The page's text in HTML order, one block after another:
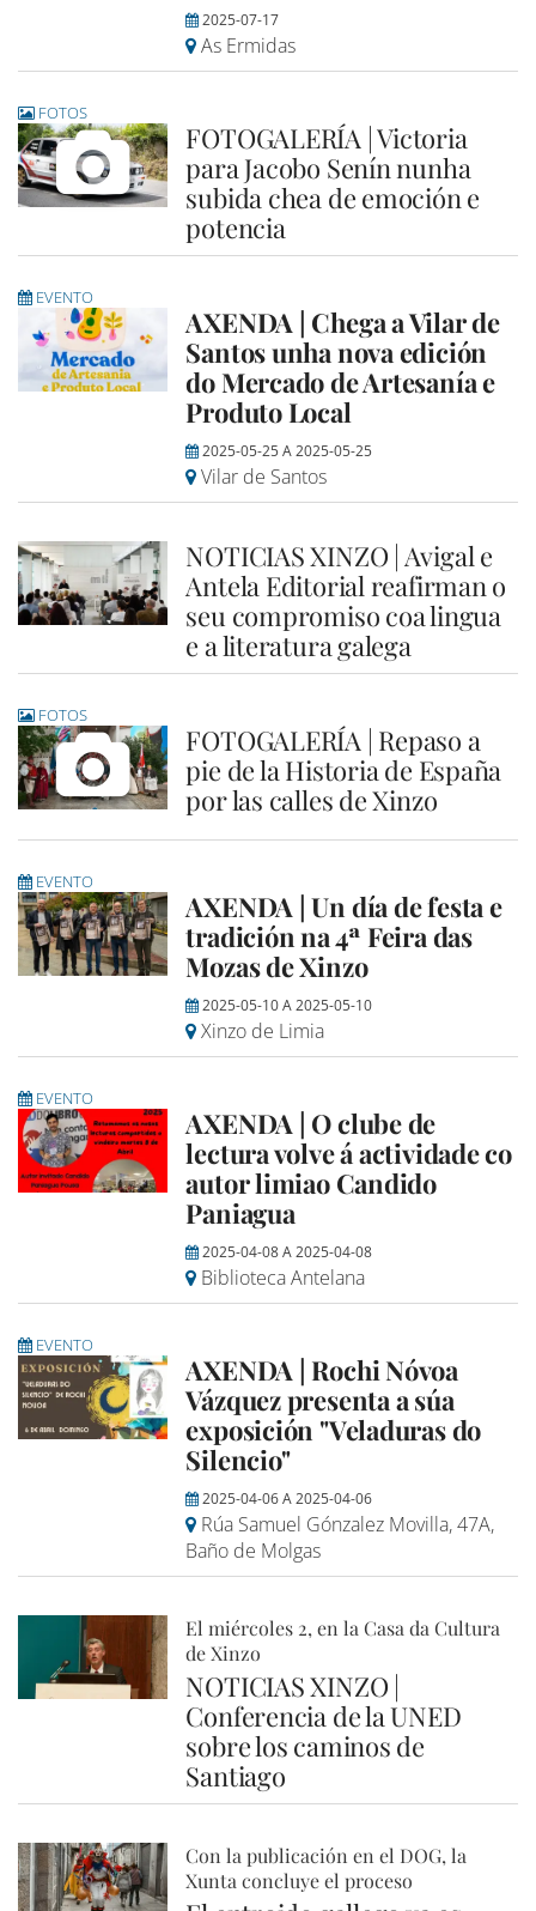
2025-07-17
As Ermidas
FOTOS
FOTOGALERÍA | Victoria
para Jacobo Senín nunha
subida chea de emoción e
potencia
EVENTO
AXENDA | Chega a Vilar de
Santos unha nova edición
do Mercado de Artesanía e
Produto Local
2025-05-25A2025-05-25
Vilar de Santos
NOTICIAS XINZO | Avigal e
Antela Editorial reafirman o
seu compromiso coa lingua
e a literatura galega
FOTOS
FOTOGALERÍA | Repaso a
pie de la Historia de España
por las calles de Xinzo
EVENTO
AXENDA | Un día de festa e
tradición na 4ª Feira das
Mozas de Xinzo
2025-05-10A2025-05-10
Xinzo de Limia
EVENTO
AXENDA | O clube de
lectura volve á actividade co
autor limiao Candido
Paniagua
2025-04-08A2025-04-08
Biblioteca Antelana
EVENTO
AXENDA | Rochi Nóvoa
Vázquez presenta a súa
exposición "Veladuras do
Silencio"
2025-04-06A2025-04-06
Rúa Samuel Gónzalez Movilla, 47A,
Baño de Molgas
El miércoles 2, en la Casa da Cultura
de Xinzo
NOTICIAS XINZO |
Conferencia de la UNED
sobre los caminos de
Santiago
Con la publicación en el DOG, la
Xunta concluye el proceso